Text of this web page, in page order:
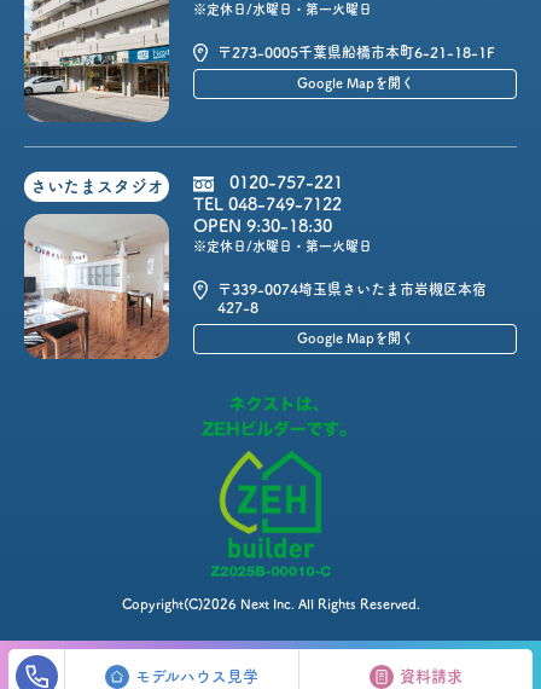
モデルハウス見学 資料請求
※定休日/水曜日・第一火曜日
〒273-0005千葉県船橋市本町6-21-18-1F
Google Mapを開く
さいたまスタジオ
0120-757-221
TEL 048-749-7122
OPEN 9:30-18:30
※定休日/水曜日・第一火曜日
〒339-0074埼玉県さいたま市岩槻区本宿
427-8
Google Mapを開く
Copyright(C)2026 Next Inc. All Rights Reserved.